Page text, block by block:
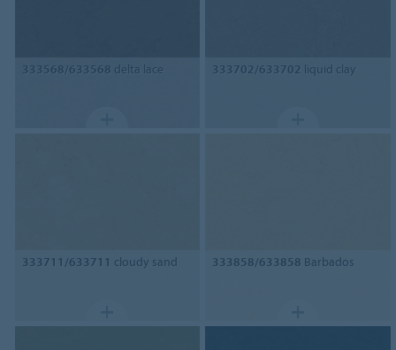
333568/633568 delta lace 333702/633702 liquid clay
333711/633711 cloudy sand 333858/633858 Barbados